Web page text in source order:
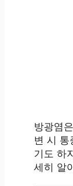
방광염
변 시 통
기도 하
세히 알